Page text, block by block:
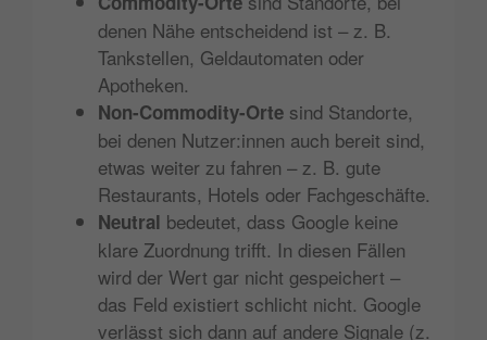
denen Nähe entscheidend ist – z. B.
Tankstellen, Geldautomaten oder
Apotheken.
Non-Commodity-Orte sind Standorte,
bei denen Nutzer:innen auch bereit sind,
etwas weiter zu fahren – z. B. gute
Restaurants, Hotels oder Fachgeschäfte.
Neutral bedeutet, dass Google keine
klare Zuordnung trifft. In diesen Fällen
wird der Wert gar nicht gespeichert –
das Feld existiert schlicht nicht. Google
verlässt sich dann auf andere Signale (z.